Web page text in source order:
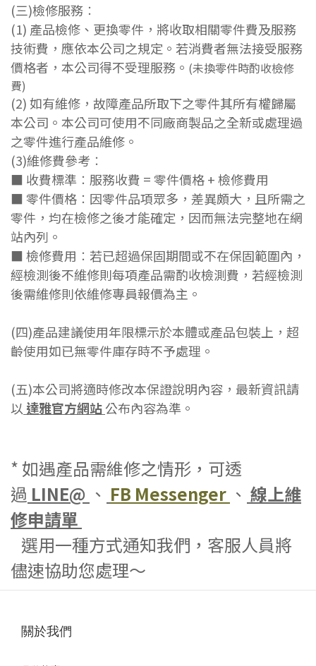
(三)檢修服務︰
(1) 產品檢修、更換零件，將收取相關零件費及服務
技術費，應依本公司之規定。 若消費者無法接受服務
價格者，本公司得不受理服務。 (未換零件時酌收檢修
費)
(2) 如有維修，故障產品所取下之零件其所有權歸屬
本公司。本公司可使用不同廠商製品之全新或處理過
之零件進行產品維修。
(3)維修費參考 ︰
■ 收費標準 ︰ 服務收費 = 零件價格 + 檢修費用
■ 零件價格 ︰ 因零件品項眾多，差異頗大，且所需之
零件，均在檢修之後才能確定，因而無法完整地在網
站內列。
■ 檢修費用 ︰ 若已超過保固期間或不在保固範圍內，
經檢測後不維修則每項產品需酌收檢測費，若經檢測
後需維修則依維修專員報價為主。
(四)產品建議使用年限標示於本體或產品包裝上，超
齡使用如已無零件庫存時不予處理。
(五)本公司將適時修改本保證說明內容，最新資訊請
以 達雅官方網站公布內容為準。
* 如遇產品需維修之情形，可透
過 LINE@ 、 FB Messenger 、 線上維
修申請單
選用一種方式通知我們， 客服人員將
儘速協助您處理～
關於我們